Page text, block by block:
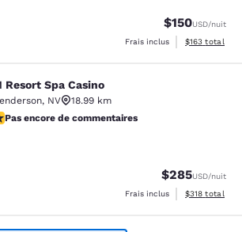
$150USD/nuit
Frais inclus
Afficher les
$163 total
Casino
Resort Spa Casino
, NV
18.99 km
encore de commentaires
Pas encore de commentaires
$285USD/nuit
Frais inclus
Afficher les
$318 total